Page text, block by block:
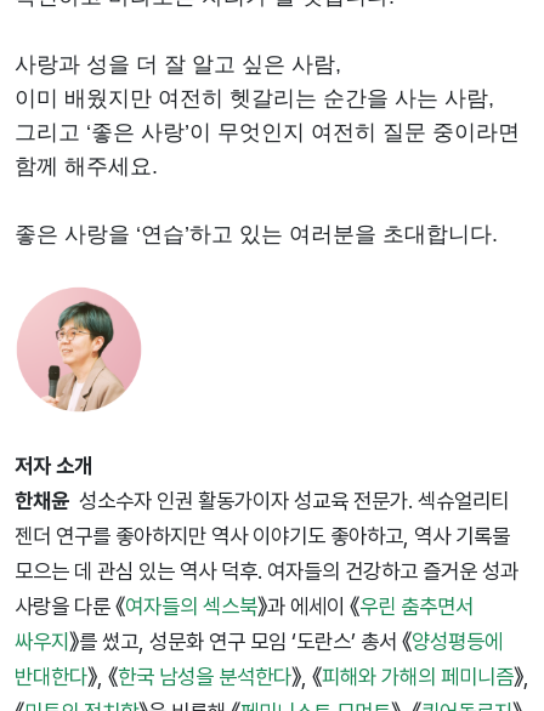
사랑과 성을 더 잘 알고 싶은 사람,
이미 배웠지만 여전히 헷갈리는 순간을 사는 사람,
그리고 ‘좋은 사랑’이 무엇인지 여전히 질문 중이라면
함께 해주세요.
좋은 사랑을 ‘연습’하고 있는 여러분을 초대합니다.
저자 소개
한채윤 성소수자 인권 활동가이자 성교육 전문가. 섹슈얼리티
젠더 연구를 좋아하지만 역사 이야기도 좋아하고, 역사 기록물
모으는 데 관심 있는 역사 덕후. 여자들의 건강하고 즐거운 성과
사랑을 다룬 《여자들의 섹스북》과 에세이 《우린 춤추면서
싸우지 》를 썼고, 성문화 연구 모임 ‘도란스’ 총서 《양성평등에
반대한다》, 《한국 남성을 분석한다》, 《피해와 가해의 페미니즘》,